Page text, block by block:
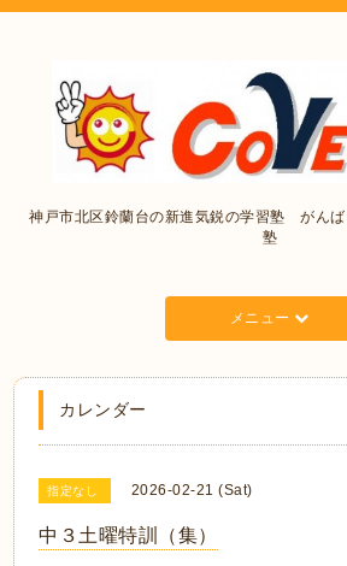
神戸市北区鈴蘭台の新進気鋭の学習塾 がんば
塾
メニュー
カレンダー
指定なし 2026-02-21 (Sat)
中３土曜特訓（集）